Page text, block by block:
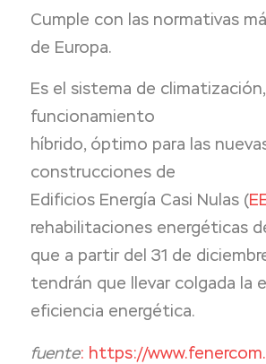
Cumple con las normativas
de Europa.
Es el sistema de
funcionamiento
híbrido, óptimo para las
construcciones de
Edificios Energía Casi Nulas (
rehabilitaciones energéticas
que a partir del 31 de
tendrán que llevar colgada la
eficiencia energética.
fuente: https://